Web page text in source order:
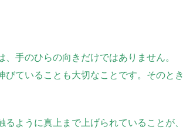
、手のひらの向きだけではありません。
ていることも大切なことです。そのと
ように真上まで上げられていることが